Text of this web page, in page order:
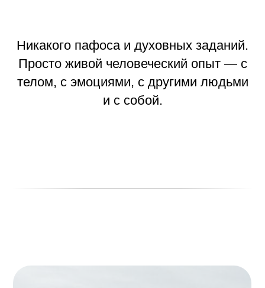
Никакого пафоса и духовных заданий.
Просто живой человеческий опыт — с
телом, с эмоциями, с другими людьми
и с собой.